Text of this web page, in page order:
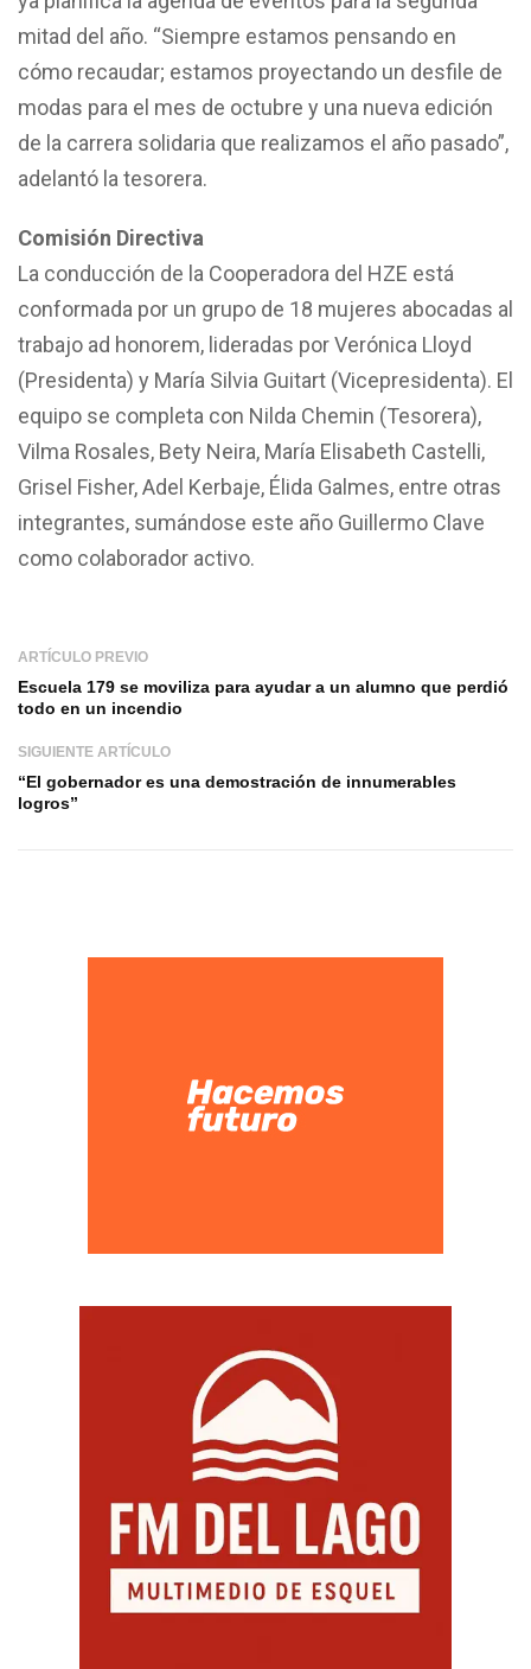
mitad del año. “Siempre estamos pensando en
cómo recaudar; estamos proyectando un desfile de
modas para el mes de octubre y una nueva edición
de la carrera solidaria que realizamos el año pasado”,
adelantó la tesorera.
Comisión Directiva
La conducción de la Cooperadora del HZE está
conformada por un grupo de 18 mujeres abocadas al
trabajo ad honorem, lideradas por Verónica Lloyd
(Presidenta) y María Silvia Guitart (Vicepresidenta). El
equipo se completa con Nilda Chemin (Tesorera),
Vilma Rosales, Bety Neira, María Elisabeth Castelli,
Grisel Fisher, Adel Kerbaje, Élida Galmes, entre otras
integrantes, sumándose este año Guillermo Clave
como colaborador activo.
ARTÍCULO PREVIO
Escuela 179 se moviliza para ayudar a un alumno que perdió
todo en un incendio
SIGUIENTE ARTÍCULO
“El gobernador es una demostración de innumerables
logros”